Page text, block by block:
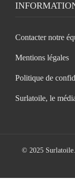
Contacter notre
Mentions légales
Politique de
Surlatoile, le
© 2025